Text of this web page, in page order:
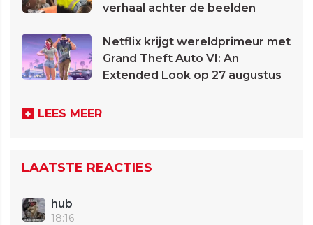
verhaal achter de beelden
Netflix krijgt wereldprimeur met
Grand Theft Auto VI: An
Extended Look op 27 augustus
LEES MEER
LAATSTE REACTIES
hub
18:16